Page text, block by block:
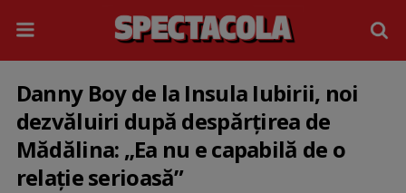
Danny Boy de la Insula Iubirii, noi
dezvăluiri după despărțirea de
Mădălina: „Ea nu e capabilă de o
relație serioasă”